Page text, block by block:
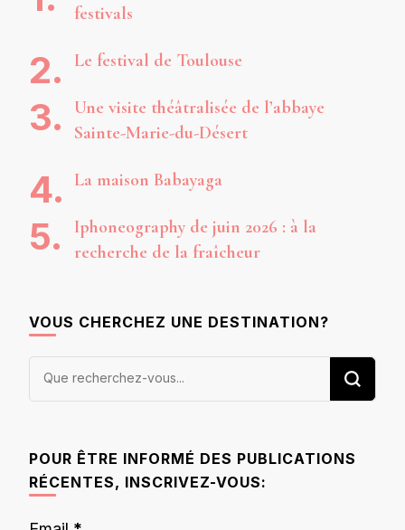
festivals
Le festival de Toulouse
Une visite théâtralisée de l’abbaye
Sainte-Marie-du-Désert
La maison Babayaga
Iphoneography de juin 2026 : à la
recherche de la fraîcheur
VOUS CHERCHEZ UNE DESTINATION?
Vous
POUR ÊTRE INFORMÉ DES PUBLICATIONS
RÉCENTES, INSCRIVEZ-VOUS: